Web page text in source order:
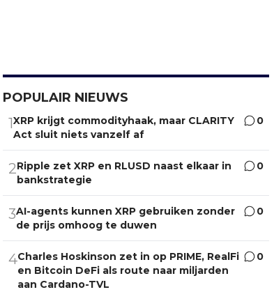
POPULAIR NIEUWS
1XRP krijgt commodityhaak, maar CLARITY
Act sluit niets vanzelf af
0
2Ripple zet XRP en RLUSD naast elkaar in
bankstrategie
0
3AI-agents kunnen XRP gebruiken zonder
de prijs omhoog te duwen
0
4Charles Hoskinson zet in op PRIME, RealFi
en Bitcoin DeFi als route naar miljarden
aan Cardano-TVL
0